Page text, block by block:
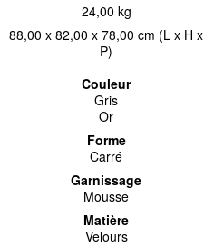
24,00 kg
88,00 x 82,00 x 78,00 cm (L x H x
P)
Couleur
Gris
Or
Forme
Carré
Garnissage
Mousse
Matière
Velours